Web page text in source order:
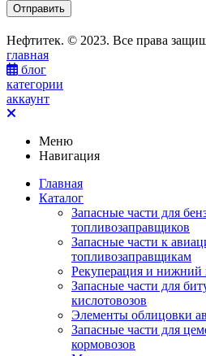
Нефтитек. © 2023. Все права
главная
блог
категории
аккаунт
Меню
Навигация
Главная
Каталог
Запасные части для
топливозаправщиков
Запасные части к
топливозаправщикам
Рекуперация и нижний
Запасные части для
кислотовозов
Элементы облицовки
Запасные части для
кормовозов